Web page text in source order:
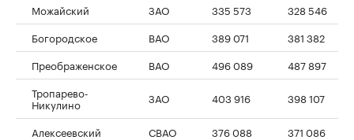
Можайский
ЗАО 335 573
328 546
Богородское
ВАО 389 071
381 382
Преображенское
ВАО 496 089
487 897
Тропарево-
Никулино ЗАО 403 916 398 107
Алексеевский СВАО 376 088
371 086